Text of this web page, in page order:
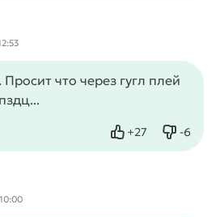
что через гугл плей
+27
Нравится -6
Не